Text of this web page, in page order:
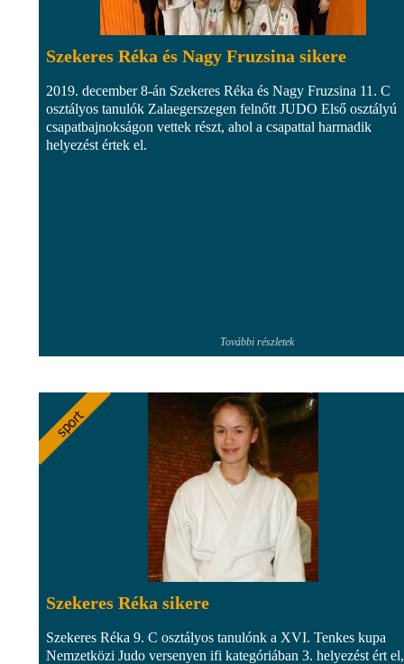
Szekeres Réka és Nagy Fruzsina sikere
2019. december 8-án Szekeres Réka és Nagy Fruzsina 11. C
osztályos tanulók Zalaegerszegen felnőtt JUDO Első osztályú
csapatbajnokságon vettek részt, ahol a csapattal harmadik
helyezést értek el.
További részletek
Szekeres Réka sikere
Szekeres Réka 9. C osztályos tanulónk a XVI. Tenkes kupa
Nemzetközi Judo versenyen ifi kategóriában 3. helyezést ért el,